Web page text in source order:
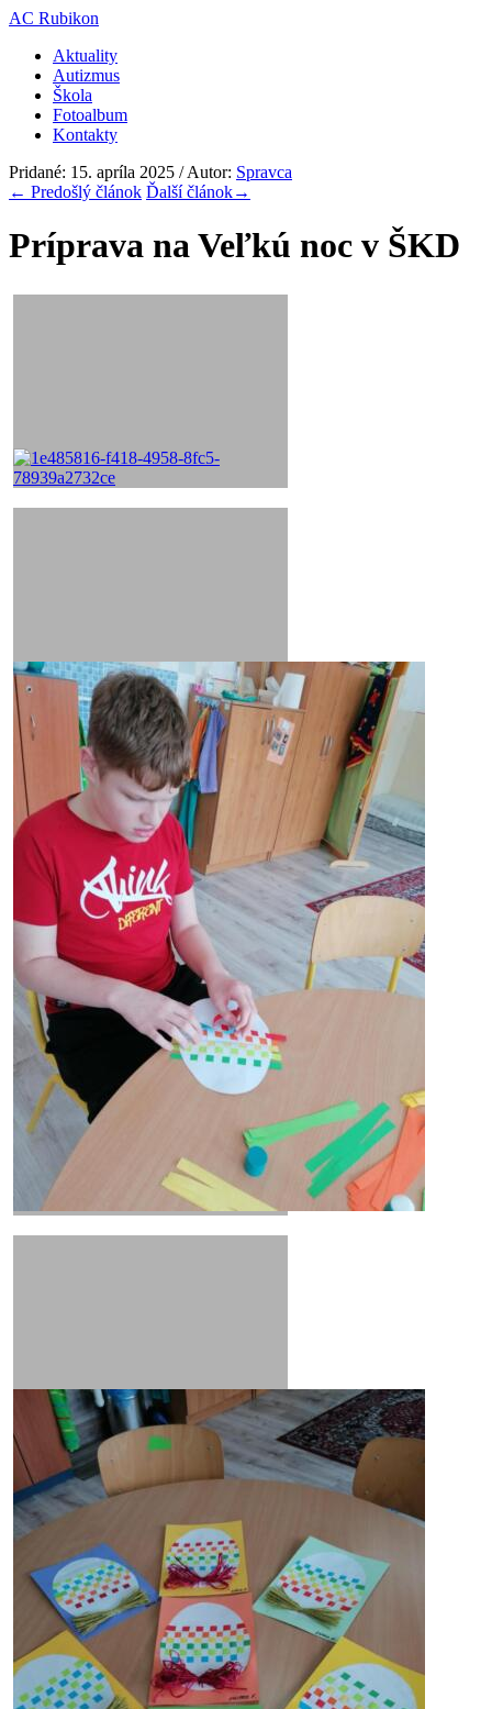
AC Rubikon
Aktuality
Autizmus
Škola
Fotoalbum
Kontakty
Pridané: 15. apríla 2025 / Autor: Spravca
← Predošlý článok Ďalší článok→
Príprava na Veľkú noc v ŠKD